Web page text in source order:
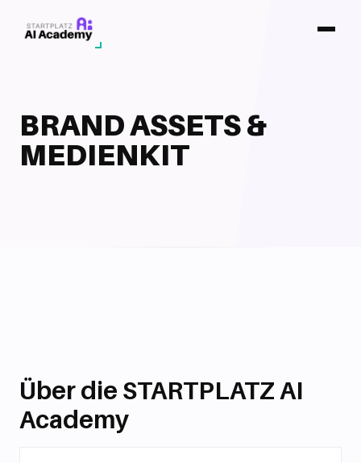
BRAND ASSETS &
MEDIENKIT
Über die STARTPLATZ AI
Academy